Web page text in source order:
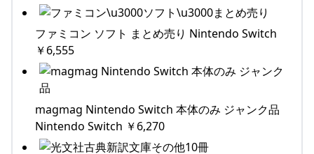
ファミコン ソフト まとめ売り Nintendo Switch
￥6,555
magmag Nintendo Switch 本体のみ ジャンク品
Nintendo Switch ￥6,270